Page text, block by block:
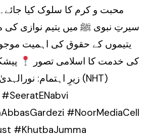
محبت و کرم کا سلوک کیا جائے۔
سیرتِ نبوی ﷺ میں یتیم نوازی کی
یتیموں کے حقوق کی اہمیت
کی خدمت کا اسلامی تصور
#NoorMediaCell
#KhutbaJumma